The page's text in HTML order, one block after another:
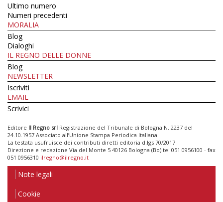
Ultimo numero
Numeri precedenti
MORALIA
Blog
Dialoghi
IL REGNO DELLE DONNE
Blog
NEWSLETTER
Iscriviti
EMAIL
Scrivici
Editore Il Regno srl Registrazione del Tribunale di Bologna N. 2237 del
24.10.1957 Associato all’Unione Stampa Periodica Italiana
La testata usufruisce dei contributi diretti editoria d.lgs 70/2017
Direzione e redazione Via del Monte 5 40126 Bologna (Bo) tel 051 0956100 - fax
051 0956310 ilregno@ilregno.it
Note legali
Cookie